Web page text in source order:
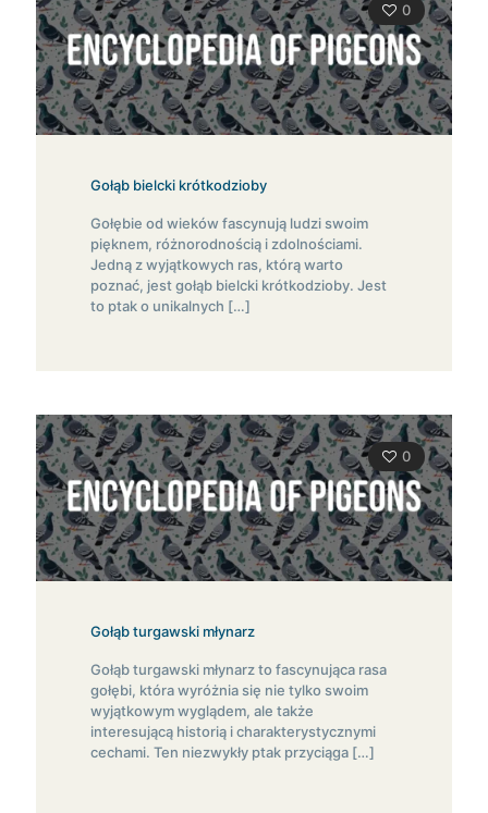
0
Gołąb bielcki krótkodzioby
Gołębie od wieków fascynują ludzi swoim
pięknem, różnorodnością i zdolnościami.
Jedną z wyjątkowych ras, którą warto
poznać, jest gołąb bielcki krótkodzioby. Jest
to ptak o unikalnych […]
0
Gołąb turgawski młynarz
Gołąb turgawski młynarz to fascynująca rasa
gołębi, która wyróżnia się nie tylko swoim
wyjątkowym wyglądem, ale także
interesującą historią i charakterystycznymi
cechami. Ten niezwykły ptak przyciąga […]